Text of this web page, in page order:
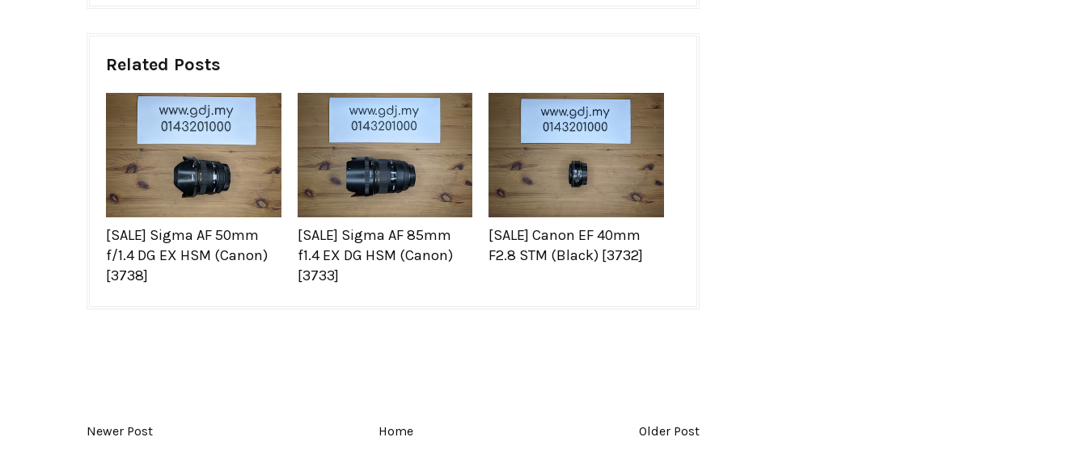
Related Posts
[SALE] Sigma AF 50mm
f/1.4 DG EX HSM (Canon)
[3738]
[SALE] Sigma AF 85mm
f1.4 EX DG HSM (Canon)
[3733]
[SALE] Canon EF 40mm
F2.8 STM (Black) [3732]
Newer Post Home Older Post